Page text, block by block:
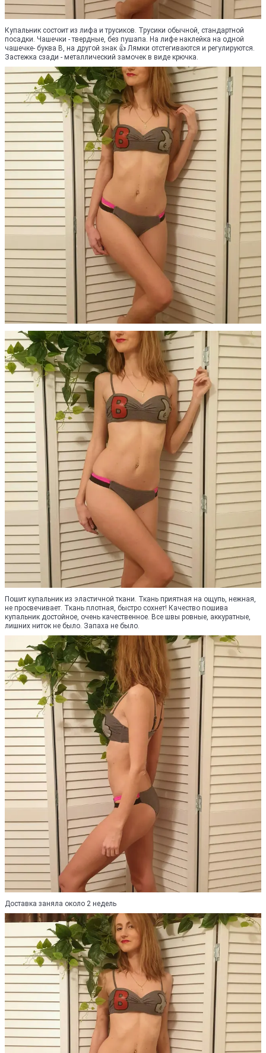
Купальник состоит из лифа и трусиков. Трусики обычной, стандартной
посадки. Чашечки - твердные, без пушапа. На лифе наклейка на одной
чашечке- буква В, на другой знак 👍 Лямки отстегиваются и регулируются.
Застежка сзади - металлический замочек в виде крючка.
Пошит купальник из эластичной ткани. Ткань приятная на ощупь, нежная,
не просвечивает. Ткань плотная, быстро сохнет! Качество пошива
купальник достойное, очень качественное. Все швы ровные, аккуратные,
лишних ниток не было. Запаха не было.
Доставка заняла около 2 недель